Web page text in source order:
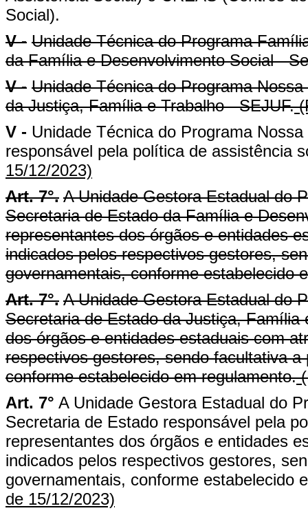
Social).
V - Unidade Técnica do Programa
da Família e Desenvolvimento Social -
V - Unidade Técnica do Programa
da Justiça, Família e Trabalho - SEJUF.
V - Unidade Técnica do Programa
responsável pela política de assistência
15/12/2023)
Art. 7°. A Unidade Gestora Estadual do
Secretaria de Estado da Família e
representantes dos órgãos e entidades
indicados pelos respectivos gestores,
governamentais, conforme estabelecido
Art. 7°. A Unidade Gestora Estadual do
Secretaria de Estado da Justiça,
dos órgãos e entidades estaduais com
respectivos gestores, sendo facultativa
conforme estabelecido em regulamento.
Art. 7° A Unidade Gestora Estadual do
Secretaria de Estado responsável pela
representantes dos órgãos e entidades
indicados pelos respectivos gestores,
governamentais, conforme estabelecido
de 15/12/2023)